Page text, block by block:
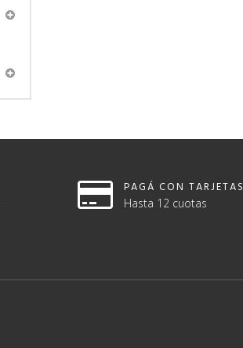
PAGÁ CON TARJETAS
Hasta 12 cuotas